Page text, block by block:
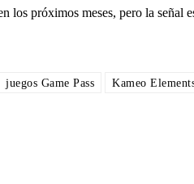
próximos meses, pero la señal
juegos Game Pass Kameo